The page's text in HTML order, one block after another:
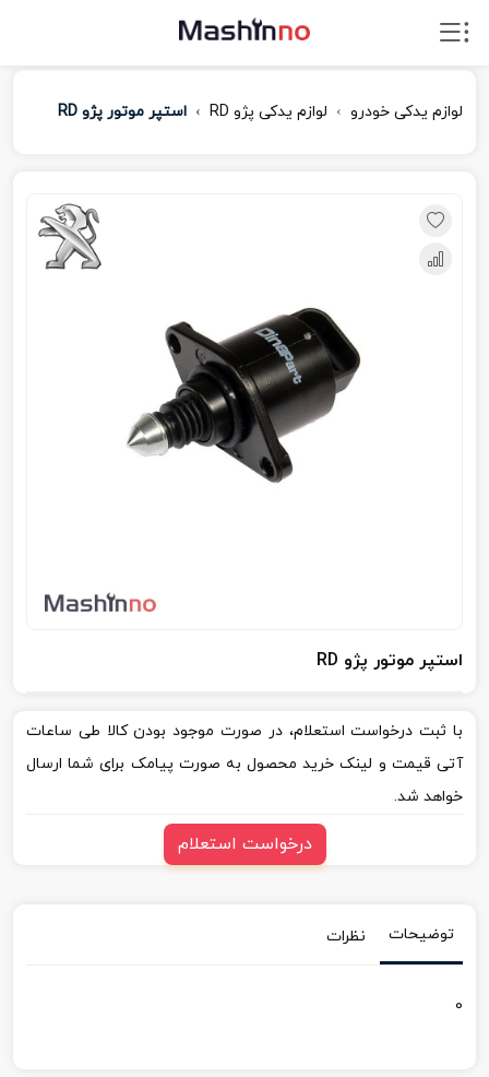
لوازم یدکی خودرو لوازم یدکی پژو RD استپر موتور پژو RD
استپر موتور پژو RD
با ثبت درخواست استعلام، در صورت موجود بودن کالا طی ساعات
آتی قیمت و لینک خرید محصول به صورت پیامک برای شما ارسال
خواهد شد.
درخواست استعلام
توضیحات نظرات
0